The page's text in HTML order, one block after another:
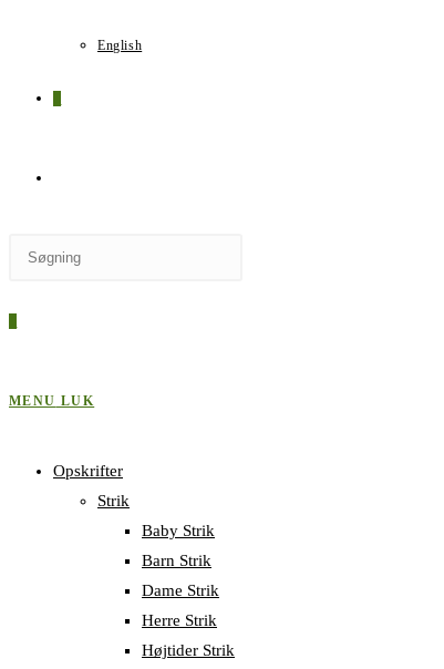
English
TIL
MENU LUK
Opskrifter
Strik
Baby Strik
Barn Strik
Dame Strik
Herre Strik
Højtider Strik